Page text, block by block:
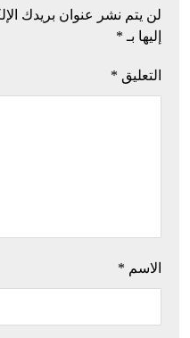
لن يتم نشر عنوان بريدك
إليها بـ *
التعليق *
الاسم *